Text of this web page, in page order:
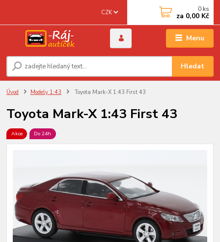
Menu
CZK
Hledat
0 ks
za 0,00 Kč
Úvod Modely 1:43 Toyota Mark-X 1:43 First 43
Toyota Mark-X 1:43 First 43
Akce Do 24h